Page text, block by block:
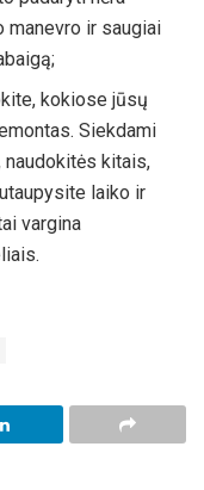
ir saugiai
kokiose jūsų
Siekdami
naudokitės kitais,
laiko ir
vargina